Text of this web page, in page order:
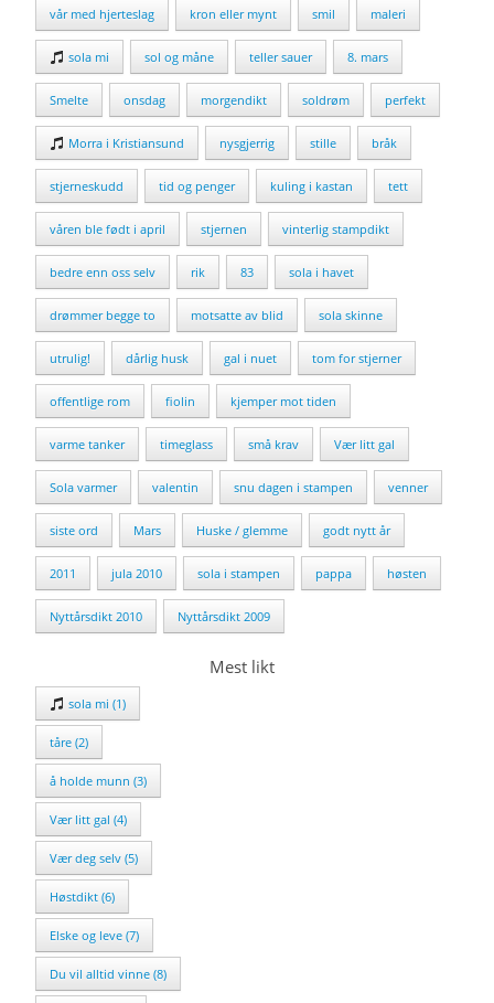
vår med hjerteslag kron eller mynt smil maleri
sola mi sol og måne teller sauer 8. mars
Smelte onsdag morgendikt soldrøm perfekt
Morra i Kristiansund nysgjerrig stille bråk
stjerneskudd tid og penger kuling i kastan tett
våren ble født i april stjernen vinterlig stampdikt
bedre enn oss selv rik 83 sola i havet
drømmer begge to motsatte av blid sola skinne
utrulig! dårlig husk gal i nuet tom for stjerner
offentlige rom fiolin kjemper mot tiden
varme tanker timeglass små krav Vær litt gal
Sola varmer valentin snu dagen i stampen venner
siste ord Mars Huske / glemme godt nytt år
2011 jula 2010 sola i stampen pappa høsten
Nyttårsdikt 2010 Nyttårsdikt 2009
Mest likt
sola mi (1)
tåre (2)
å holde munn (3)
Vær litt gal (4)
Vær deg selv (5)
Høstdikt (6)
Elske og leve (7)
Du vil alltid vinne (8)